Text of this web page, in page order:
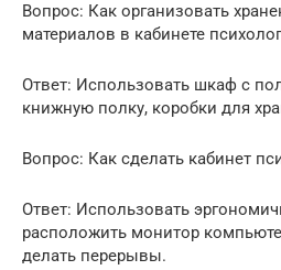
Вопрос: Как организовать
материалов в кабинете
Ответ: Использовать шкаф с
книжную полку, коробки для
Вопрос: Как сделать кабинет
Ответ: Использовать
расположить монитор
делать перерывы.